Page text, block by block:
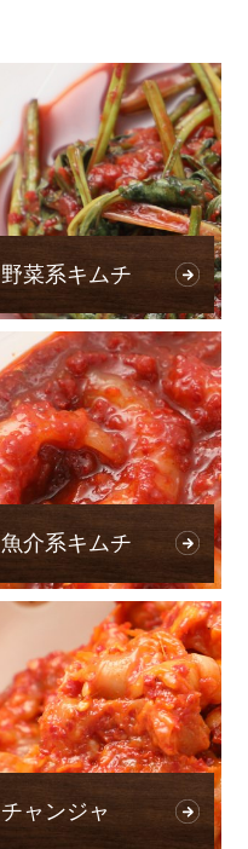
野菜系キムチ
魚介系キムチ
チャンジャ